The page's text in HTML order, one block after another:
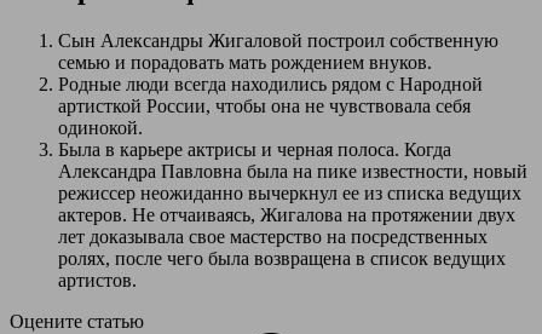
Сын Александры Жигаловой построил собственную
семью и порадовать мать рождением внуков.
Родные люди всегда находились рядом с Народной
артисткой России, чтобы она не чувствовала себя
одинокой.
Была в карьере актрисы и черная полоса. Когда
Александра Павловна была на пике известности, новый
режиссер неожиданно вычеркнул ее из списка ведущих
актеров. Не отчаиваясь, Жигалова на протяжении двух
лет доказывала свое мастерство на посредственных
ролях, после чего была возвращена в список ведущих
артистов.
Оцените статью